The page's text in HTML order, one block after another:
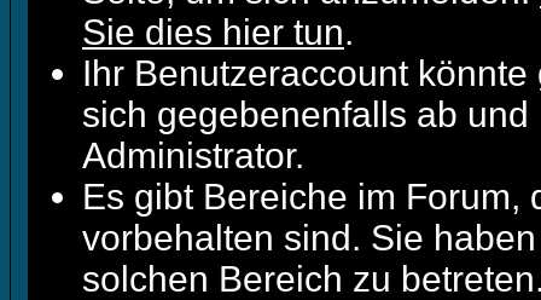
Sie dies hier tun.
Ihr Benutzeraccount
sich gegebenenfalls ab
Administrator.
Es gibt Bereiche im Forum,
vorbehalten sind. Sie
solchen Bereich zu